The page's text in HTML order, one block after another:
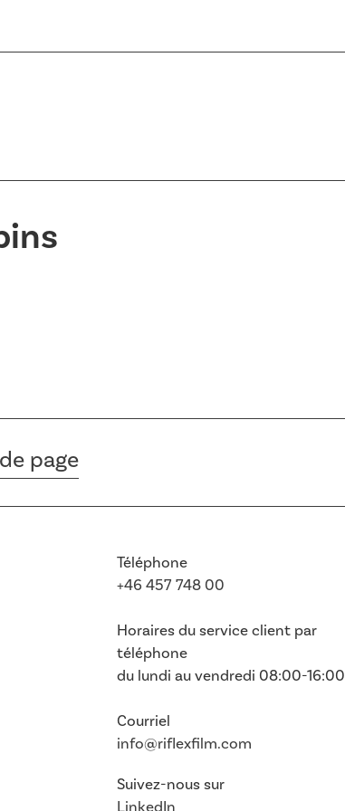
page
Téléphone
+46 457 748 00
Horaires du service client par
téléphone
du lundi au vendredi 08:00-16:00
Courriel
info@riflexfilm.com
Suivez-nous sur